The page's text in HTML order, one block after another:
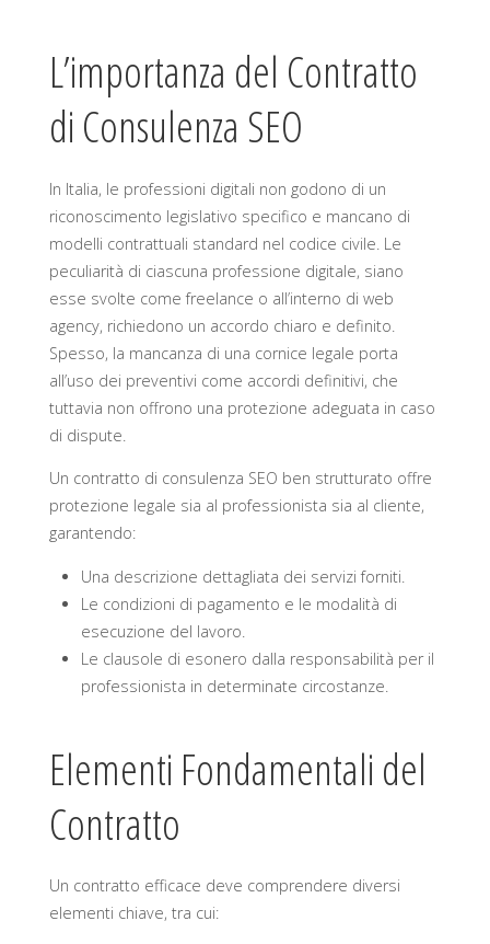
L’importanza del Contratto
di Consulenza SEO
In Italia, le professioni digitali non godono di un
riconoscimento legislativo specifico e mancano di
modelli contrattuali standard nel codice civile. Le
peculiarità di ciascuna professione digitale, siano
esse svolte come freelance o all’interno di web
agency, richiedono un accordo chiaro e definito.
Spesso, la mancanza di una cornice legale porta
all’uso dei preventivi come accordi definitivi, che
tuttavia non offrono una protezione adeguata in caso
di dispute.
Un contratto di consulenza SEO ben strutturato offre
protezione legale sia al professionista sia al cliente,
garantendo:
Una descrizione dettagliata dei servizi forniti.
Le condizioni di pagamento e le modalità di
esecuzione del lavoro.
Le clausole di esonero dalla responsabilità per il
professionista in determinate circostanze.
Elementi Fondamentali del
Contratto
Un contratto efficace deve comprendere diversi
elementi chiave, tra cui: